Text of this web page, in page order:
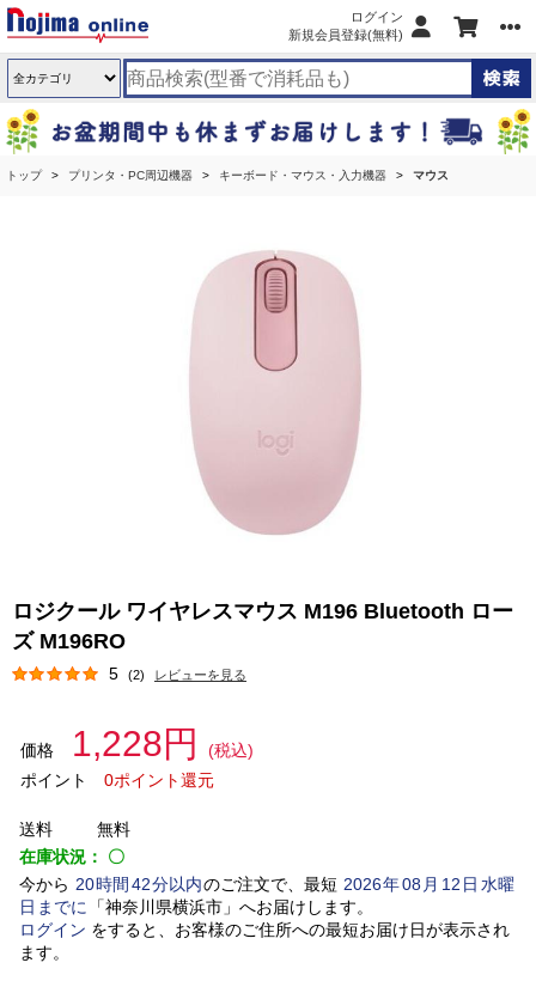
ログイン
新規会員登録(無料)
トップ プリンタ・PC周辺機器 キーボード・マウス・入力機器 マウス
ロジクール ワイヤレスマウス M196 Bluetooth ロー
ズ M196RO
5 (2) レビューを見る
価格 1,228円
(税込)
ポイント
0ポイント還元
送料
無料
在庫状況： 〇
今から 20時間 42分以内のご注文で、最短 2026年08 月 12 日水曜
日 までに 「神奈川県横浜市」 へお届けします。
ログイン をすると、お客様のご住所への最短お届け日が表示され
ます。